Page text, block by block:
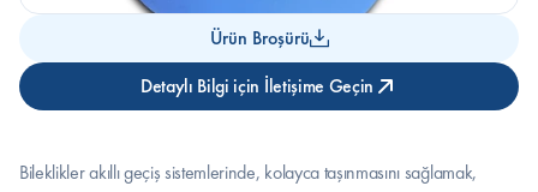
Ürün Broşürü
Detaylı Bilgi için İletişime Geçin
Bileklikler akıllı geçiş sistemlerinde, kolayca taşınmasını sağlamak,